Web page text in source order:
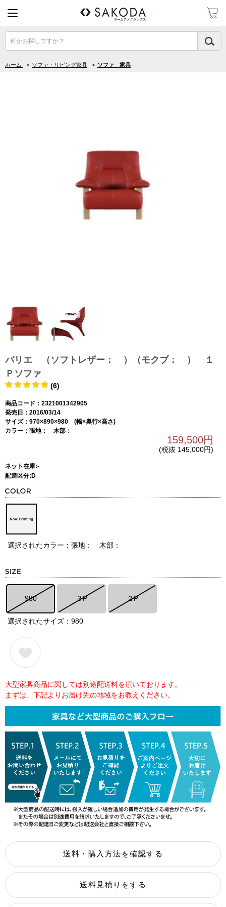
何かお探しですか？
ホーム > ソファ・リビング家具 > ソファ 家具
バリエ （ソフトレザー： ）（モクブ： ） １
Ｐソファ
(6)
商品コード：2321001342905
発売日：2016/03/14
サイズ：970×890×980 (幅×奥行×高さ)
カラー：張地： 木部：
159,500円
(税抜 145,000円)
ネット在庫:-
配達区分:D
選択されたカラー：張地： 木部：
980 ３P ２P
選択されたサイズ：980
大型家具商品に関しては別途配送料を頂いております。
まずは、下記よりお届け先の地域をお教えください。